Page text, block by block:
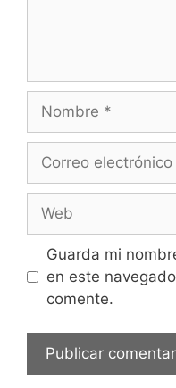
electrónico
Guarda mi
en este
comente.